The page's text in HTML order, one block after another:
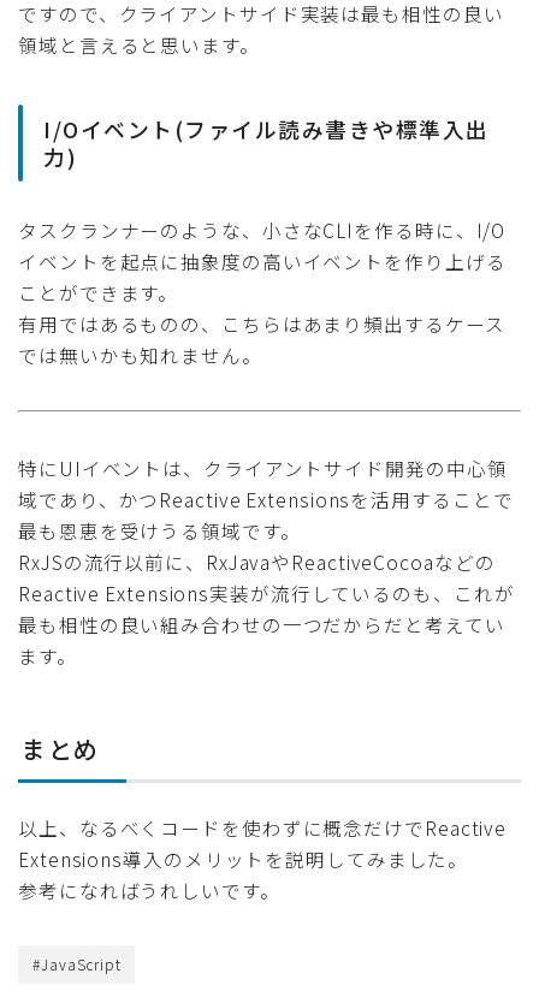
ですので、クライアントサイド実装は最も相性の良い
領域と言えると思います。
I/Oイベント(ファイル読み書きや標準入出
力)
タスクランナーのような、小さなCLIを作る時に、I/O
イベントを起点に抽象度の高いイベントを作り上げる
ことができます。
有用ではあるものの、こちらはあまり頻出するケース
では無いかも知れません。
特にUIイベントは、クライアントサイド開発の中心領
域であり、かつReactive Extensionsを活用することで
最も恩恵を受けうる領域です。
RxJSの流行以前に、RxJavaやReactiveCocoaなどの
Reactive Extensions実装が流行しているのも、これが
最も相性の良い組み合わせの一つだからだと考えてい
ます。
まとめ
以上、なるべくコードを使わずに概念だけでReactive
Extensions導入のメリットを説明してみました。
参考になればうれしいです。
#JavaScript